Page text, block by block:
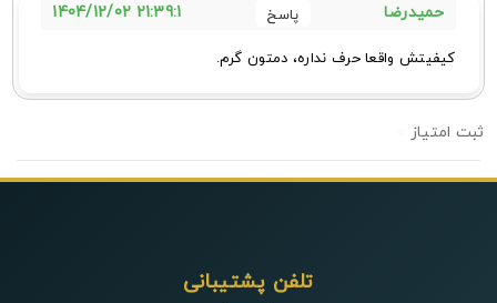
حمیدرضا 21:39:1 1404/12/02
کیفیتش واقعا حرف نداره، دمتون گرم.
تلفن پشتیبانی